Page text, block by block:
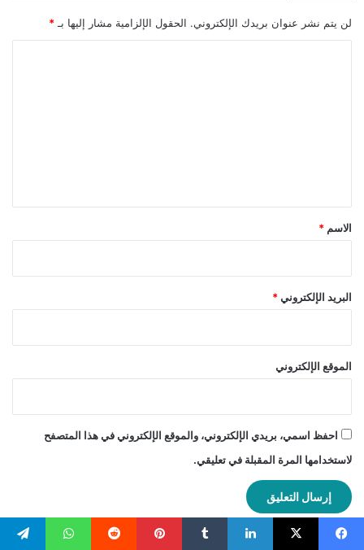
لن يتم نشر عنوان بريدك الإلكتروني. الحقول الإلزامية مشار إليها بـ *
*
الاسم *
البريد الإلكتروني *
الموقع الإلكتروني
احفظ اسمي، بريدي الإلكتروني، والموقع الإلكتروني في هذا المتصفح
لاستخدامها المرة المقبلة في تعليقي.